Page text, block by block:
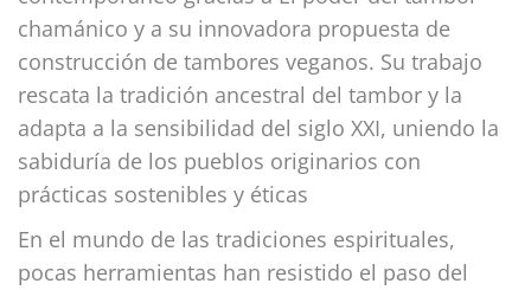
chamánico y a su innovadora propuesta de
construcción de tambores veganos. Su trabajo
rescata la tradición ancestral del tambor y la
adapta a la sensibilidad del siglo XXI, uniendo la
sabiduría de los pueblos originarios con
prácticas sostenibles y éticas
En el mundo de las tradiciones espirituales,
pocas herramientas han resistido el paso del